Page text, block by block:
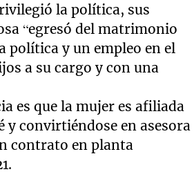
la política, sus
“egresó del matrimonio
política y un empleo en el
a su cargo y con una
es que la mujer es afiliada
y convirtiéndose en asesora
contrato en planta